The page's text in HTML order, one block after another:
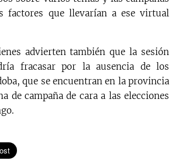
factores que llevarían a ese virtual
advierten también que la sesión
fracasar por la ausencia de los
que se encuentran en la provincia
de campaña de cara a las elecciones